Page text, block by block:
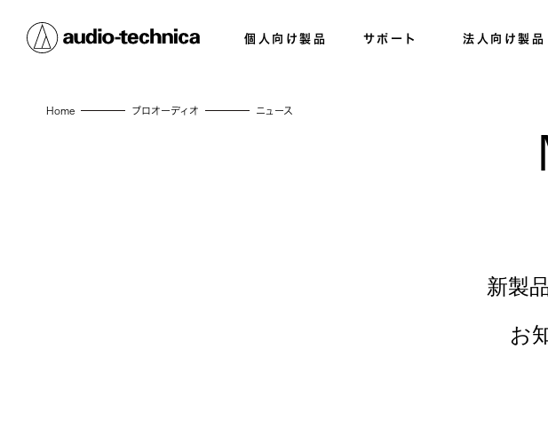
個人向け製品 サポート 法人向け製品
Home プロオーディオ ニュース
新製
お